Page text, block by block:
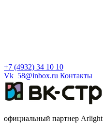
+7 (4932) 34 10 10
Vk_58@inbox.ru Контакты
официальный партнер Arlight